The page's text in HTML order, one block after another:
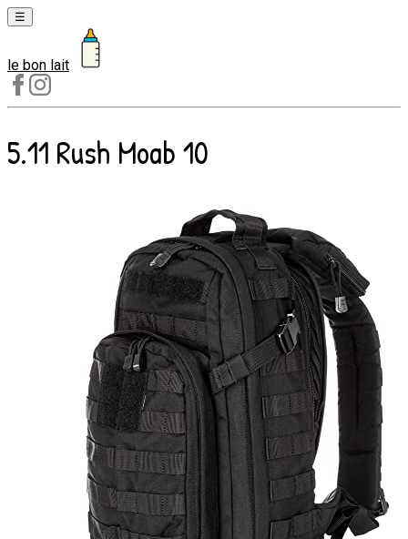
☰
Laits
1er
âge
Laits
2e
le bon lait
5.11 Rush Moab 10